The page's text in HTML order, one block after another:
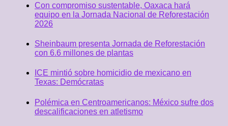
Con compromiso sustentable, Oaxaca hará
equipo en la Jornada Nacional de Reforestación
2026
Sheinbaum presenta Jornada de Reforestación
con 6.6 millones de plantas
ICE mintió sobre homicidio de mexicano en
Texas: Demócratas
Polémica en Centroamericanos: México sufre dos
descalificaciones en atletismo